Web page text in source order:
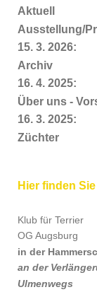
Aktuell
Ausstellung/
15. 3. 2026:
Archiv
16. 4. 2025:
Über uns -
16. 3. 2025:
Züchter
Hier finden
Klub für Terrier
OG Augsburg
in der
an der
Ulmenwegs